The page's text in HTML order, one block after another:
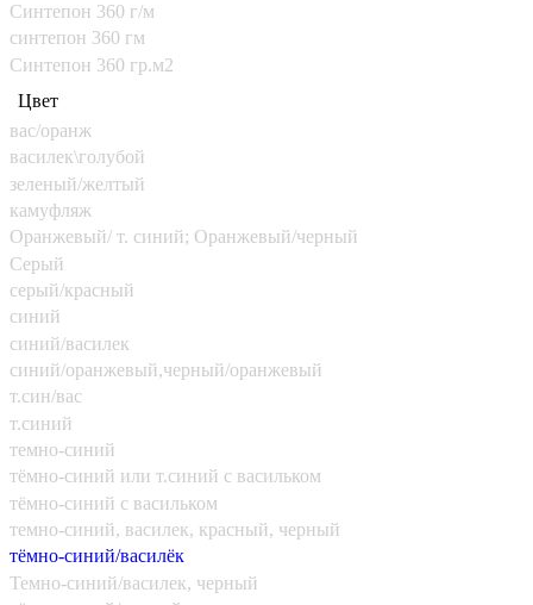
Синтепон 360 г/м
синтепон 360 гм
Синтепон 360 гр.м2
Цвет
вас/оранж
василек\голубой
зеленый/желтый
камуфляж
Оранжевый/ т. синий; Оранжевый/черный
Серый
серый/красный
синий
синий/василек
синий/оранжевый,черный/оранжевый
т.син/вас
т.синий
темно-синий
тёмно-синий или т.синий с васильком
тёмно-синий с васильком
темно-синий, василек, красный, черный
тёмно-синий/василёк
Темно-синий/василек, черный